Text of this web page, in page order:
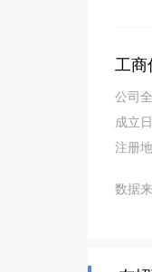
工商
公司
成立
注册
数据